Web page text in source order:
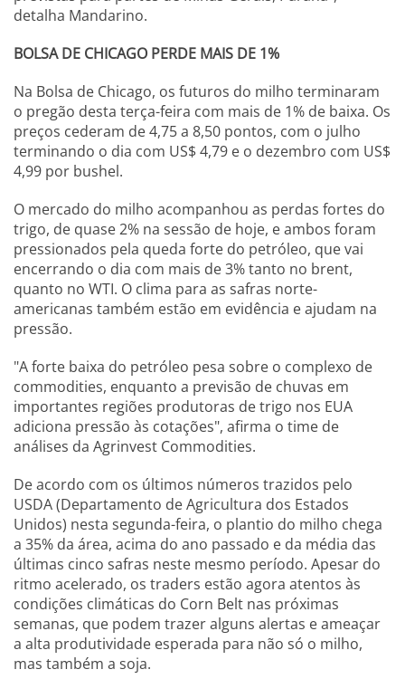
detalha Mandarino.
BOLSA DE CHICAGO PERDE MAIS DE 1%
Na Bolsa de Chicago, os futuros do milho terminaram
o pregão desta terça-feira com mais de 1% de baixa. Os
preços cederam de 4,75 a 8,50 pontos, com o julho
terminando o dia com US$ 4,79 e o dezembro com US$
4,99 por bushel.
O mercado do milho acompanhou as perdas fortes do
trigo, de quase 2% na sessão de hoje, e ambos foram
pressionados pela queda forte do petróleo, que vai
encerrando o dia com mais de 3% tanto no brent,
quanto no WTI. O clima para as safras norte-
americanas também estão em evidência e ajudam na
pressão.
"A forte baixa do petróleo pesa sobre o complexo de
commodities, enquanto a previsão de chuvas em
importantes regiões produtoras de trigo nos EUA
adiciona pressão às cotações", afirma o time de
análises da Agrinvest Commodities.
De acordo com os últimos números trazidos pelo
USDA (Departamento de Agricultura dos Estados
Unidos) nesta segunda-feira, o plantio do milho chega
a 35% da área, acima do ano passado e da média das
últimas cinco safras neste mesmo período. Apesar do
ritmo acelerado, os traders estão agora atentos às
condições climáticas do Corn Belt nas próximas
semanas, que podem trazer alguns alertas e ameaçar
a alta produtividade esperada para não só o milho,
mas também a soja.